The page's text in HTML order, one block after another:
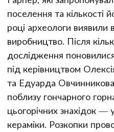
поселення та кількості
році археологи виявили
виробництво. Після
дослідження
під керівництвом
та Едуарда
поблизу гончарного
цьогорічних знахідок —
кераміки. Розкопки